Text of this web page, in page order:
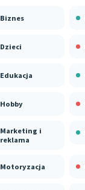
Biznes
Dzieci
Edukacja
Hobby
Marketing i
reklama
Motoryzacja